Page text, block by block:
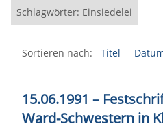
Schlagwörter: Einsiedelei
Sortieren nach: Titel
15.06.1991 –
Ward-Schwestern in